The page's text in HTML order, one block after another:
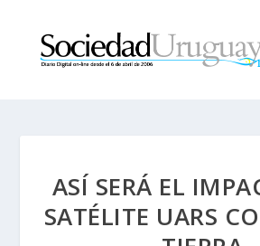
ASÍ SERÁ EL
SATÉLITE UARS